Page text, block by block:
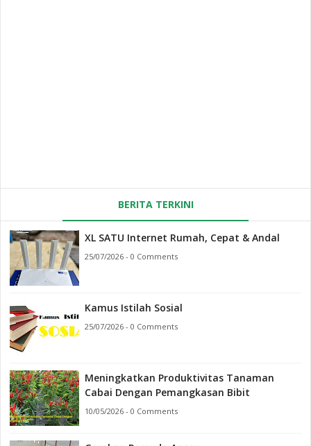
BERITA TERKINI
XL SATU Internet Rumah, Cepat & Andal
25/07/2026 - 0 Comments
Kamus Istilah Sosial
25/07/2026 - 0 Comments
Meningkatkan Produktivitas Tanaman
Cabai Dengan Pemangkasan Bibit
10/05/2026 - 0 Comments